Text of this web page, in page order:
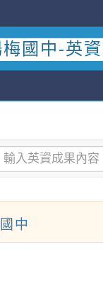
國中-英
中